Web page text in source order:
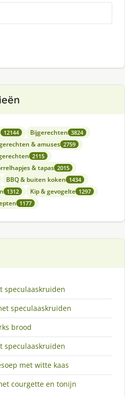
12144 Bijgerechten 3824
& amuses 2759
2115
& tapas 2015
BBQ & buiten koken 1434
1312 Kip & gevogelte 1297
1177
speculaaskruiden
speculaaskruiden
brood
speculaaskruiden
met witte kaas
courgette en tonijn